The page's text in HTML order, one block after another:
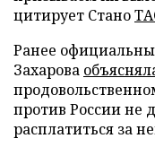
цитирует Стано
Ранее
Захарова
против России не
расплатиться за